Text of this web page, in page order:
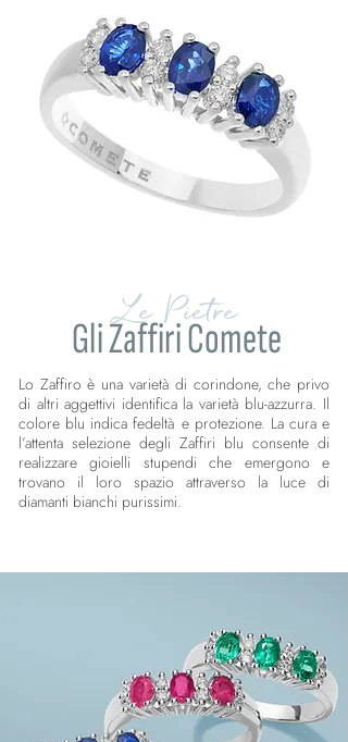
Le Pietre
Gli Zaffiri Comete
Lo Zaffiro è una varietà di corindone, che privo
di altri aggettivi identifica la varietà blu-azzurra. Il
colore blu indica fedeltà e protezione. La cura e
l’attenta selezione degli Zaffiri blu consente di
realizzare gioielli stupendi che emergono e
trovano il loro spazio attraverso la luce di
diamanti bianchi purissimi.